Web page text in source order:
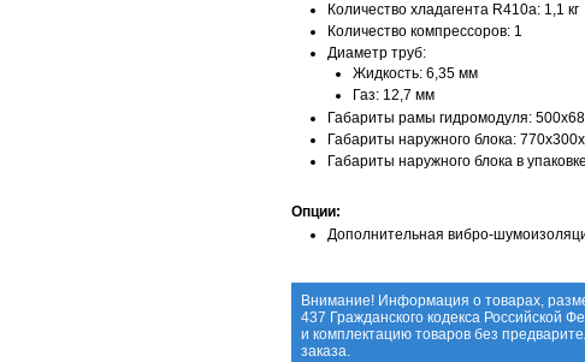
Количество хладагента R410a: 1,1 кг
Количество компресcоров: 1
Диаметр труб:
Жидкость: 6,35 мм
Газ: 12,7 мм
Габариты рамы гидромодуля:
Габариты наружного блока:
Габариты наружного блока в
Опции:
Дополнительная вибро-
Внимание! Информация о товарах,
437 Гражданского кодекса Российской
и комплектацию товаров без
заказа.